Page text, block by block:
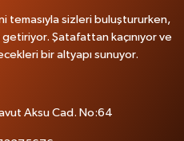
temasıyla sizleri buluştururken,
Şatafattan kaçınıyor ve
bir altyapı sunuyor.
Aksu Cad. No:64